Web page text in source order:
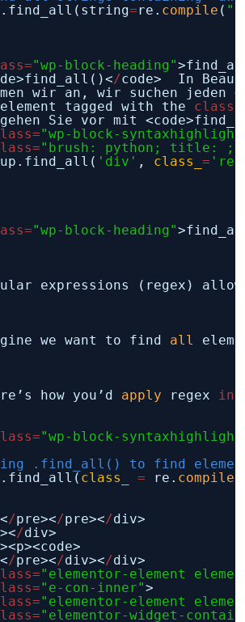
=re. compile (
="wp-block-heading"
/code>  In
wir an, wir suchen jeden
tagged with the class
gehen Sie vor mit
="wp-block-
="brush: python; title: ;
'div' , class_ =
="wp-block-heading"
expressions (regex)
we want to find all
how you’d apply regex in
="wp-block-
.find_all() to find
class_ = re. compile
/pre></pre></div>
/div>
/pre></div></div>
="elementor-element
="e-con-inner">
="elementor-element
="elementor-widget-